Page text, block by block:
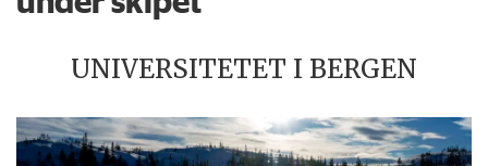
UNIVERSITETET I BERGEN